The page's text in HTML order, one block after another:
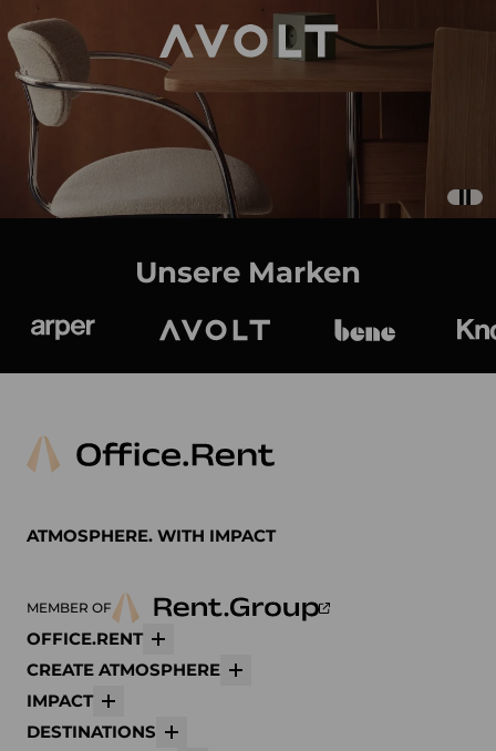
Unsere Marken
ATMOSPHERE. WITH IMPACT
MEMBER OF
OFFICE.RENT
CREATE ATMOSPHERE
IMPACT
DESTINATIONS